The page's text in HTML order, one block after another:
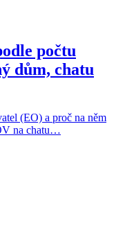
počtu
dům, chatu
(EO) a proč na něm
na chatu…